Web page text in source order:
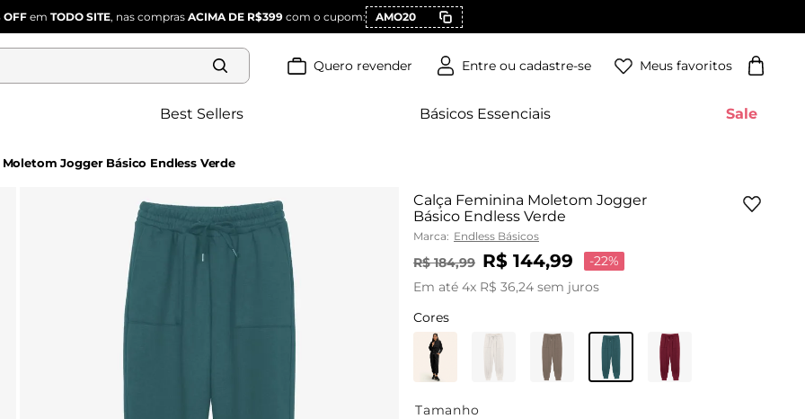
OFFem TODO SITE, nas compras ACIMA DE R$399 com o cupom: AMO20
Quero revender Meus favoritos
Best Sellers Básicos Essenciais Sale
Jogger Básico Endless Verde
Calça Feminina Moletom Jogger
Básico Endless Verde
Marca: Endless Básicos
R$ 184,99 R$ 144,99 -22%
Em até 4x R$ 36,24 sem juros
Cores
Tamanho